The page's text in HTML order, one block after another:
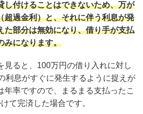
し付けることはできないため、万が
超過金利）と、それに伴う利息が発
た部分は無効になり、借り手が支払
みになります。
見ると、100万円の借り入れに対し
利息がすぐに発生するように捉えが
年率ですので、まるまる支払ったこ
て完済した場合です。